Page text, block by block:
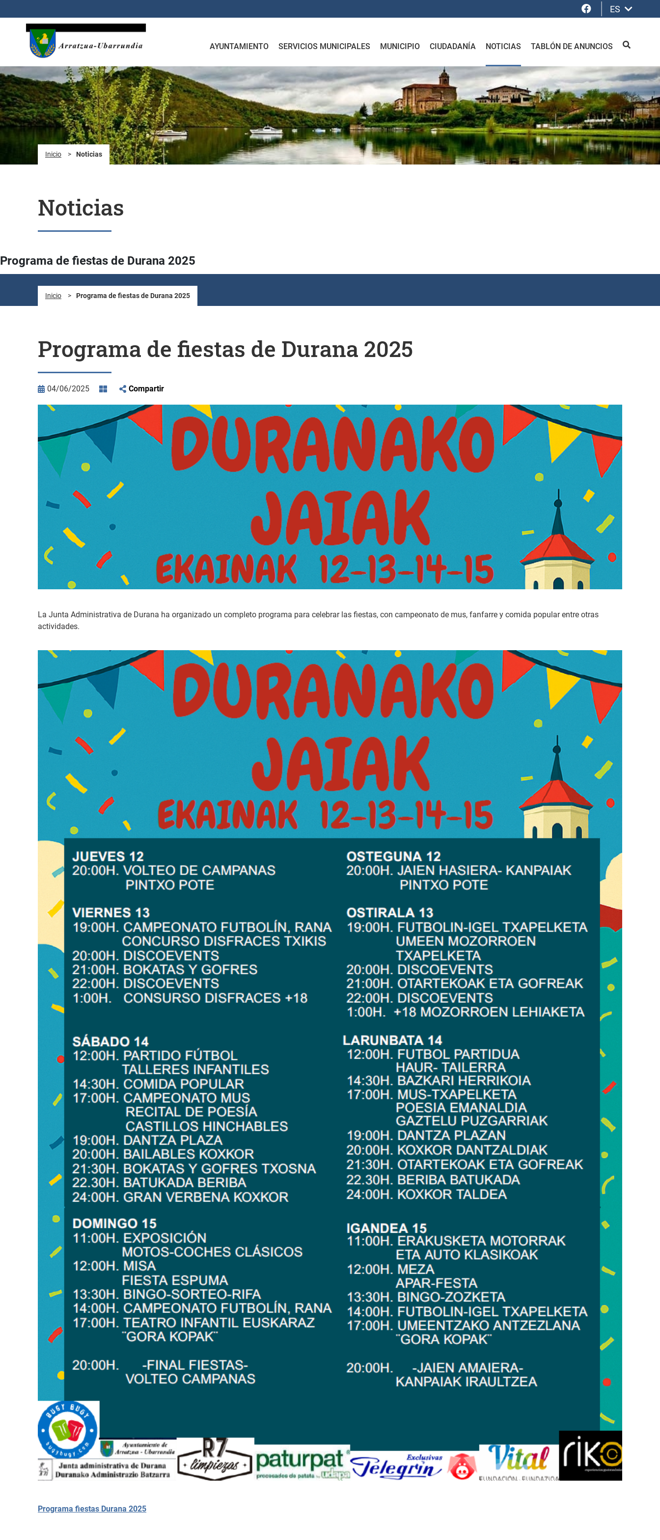
Facebook
ES
AYUNTAMIENTO SERVICIOS MUNICIPALES MUNICIPIO CIUDADANÍA NOTICIAS TABLÓN DE ANUNCIOS BUSCAR
Inicio > Noticias
Noticias
Programa de fiestas de Durana 2025
Inicio > Programa de fiestas de Durana 2025
Programa de fiestas de Durana 2025
04/06/2025 Compartir
La Junta Administrativa de Durana ha organizado un completo programa para celebrar las fiestas, con campeonato de mus, fanfarre y comida popular entre otras
actividades.
Programa fiestas Durana 2025